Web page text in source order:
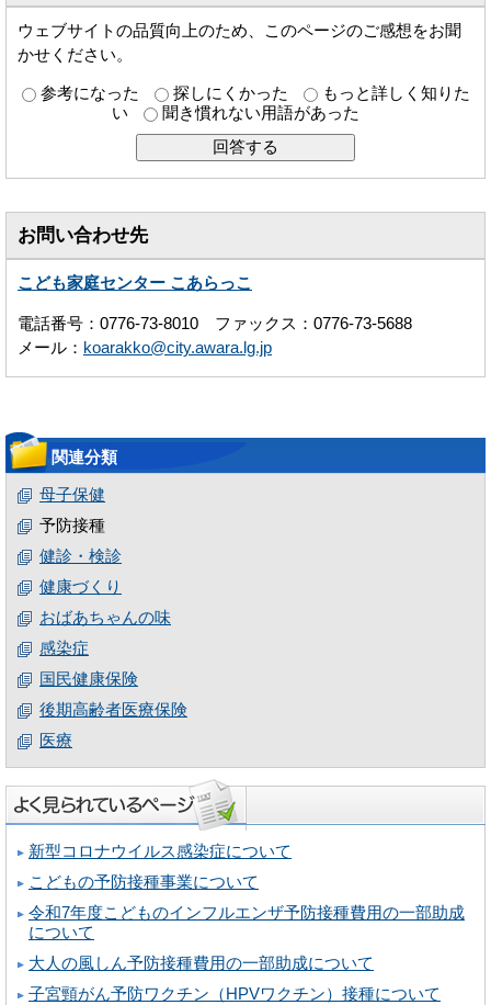
ウェブサイトの品質向上のため、このページのご感想をお聞
かせください。
参考になった 探しにくかった
もっと詳しく知りた
い
聞き慣れない用語があった
お問い合わせ先
こども家庭センター こあらっこ
電話番号：0776-73-8010 ファックス：0776-73-5688
メール： koarakko@city.awara.lg.jp
関連分類
母子保健
予防接種
健診・検診
健康づくり
おばあちゃんの味
感染症
国民健康保険
後期高齢者医療保険
医療
新型コロナウイルス感染症について
こどもの予防接種事業について
令和7年度こどものインフルエンザ予防接種費用の一部助成
について
大人の風しん予防接種費用の一部助成について
子宮頸がん予防ワクチン（HPVワクチン）接種について